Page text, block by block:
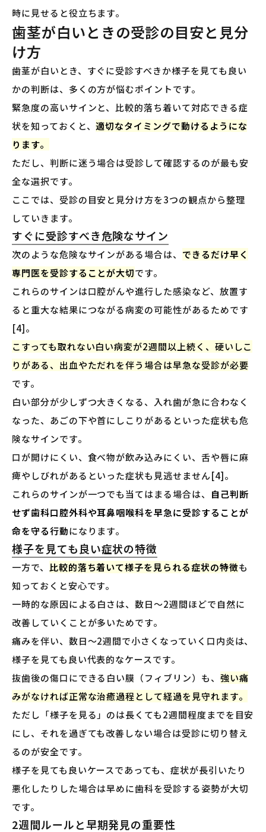
時に見せると役立ちます。
歯茎が白いときの受診の目安と見分
け方
歯茎が白いとき、すぐに受診すべきか様子を見ても良い
かの判断は、多くの方が悩むポイントです。
緊急度の高いサインと、比較的落ち着いて対応できる症
状を知っておくと、適切なタイミングで動けるようにな
ります。
ただし、判断に迷う場合は受診して確認するのが最も安
全な選択です。
ここでは、受診の目安と見分け方を3つの観点から整理
していきます。
すぐに受診すべき危険なサイン
次のような危険なサインがある場合は、 できるだけ早く
専門医を受診することが大切です。
これらのサインは口腔がんや進行した感染など、放置す
ると重大な結果につながる病変の可能性があるためです
[4]。
こすっても取れない白い病変が2週間以上続く、硬いしこ
りがある、出血やただれを伴う場合は早急な受診が必要
です。
白い部分が少しずつ大きくなる、入れ歯が急に合わなく
なった、あごの下や首にしこりがあるといった症状も危
険なサインです。
口が開けにくい、食べ物が飲み込みにくい、舌や唇に麻
痺やしびれがあるといった症状も見逃せません[4]。
これらのサインが一つでも当てはまる場合は、
自己判断
せず歯科口腔外科や耳鼻咽喉科を早急に受診することが
命を守る行動になります。
様子を見ても良い症状の特徴
一方で、 比較的落ち着いて様子を見られる症状の特徴も
知っておくと安心です。
一時的な原因による白さは、数日〜2週間ほどで自然に
改善していくことが多いためです。
痛みを伴い、数日〜2週間で小さくなっていく口内炎は、
様子を見ても良い代表的なケースです。
抜歯後の傷口にできる白い膜（フィブリン）も、 強い痛
みがなければ正常な治癒過程として経過を見守れます。
ただし「様子を見る」のは長くても2週間程度までを目安
にし、それを過ぎても改善しない場合は受診に切り替え
るのが安全です。
様子を見ても良いケースであっても、症状が長引いたり
悪化したりした場合は早めに歯科を受診する姿勢が大切
です。
2週間ルールと早期発見の重要性